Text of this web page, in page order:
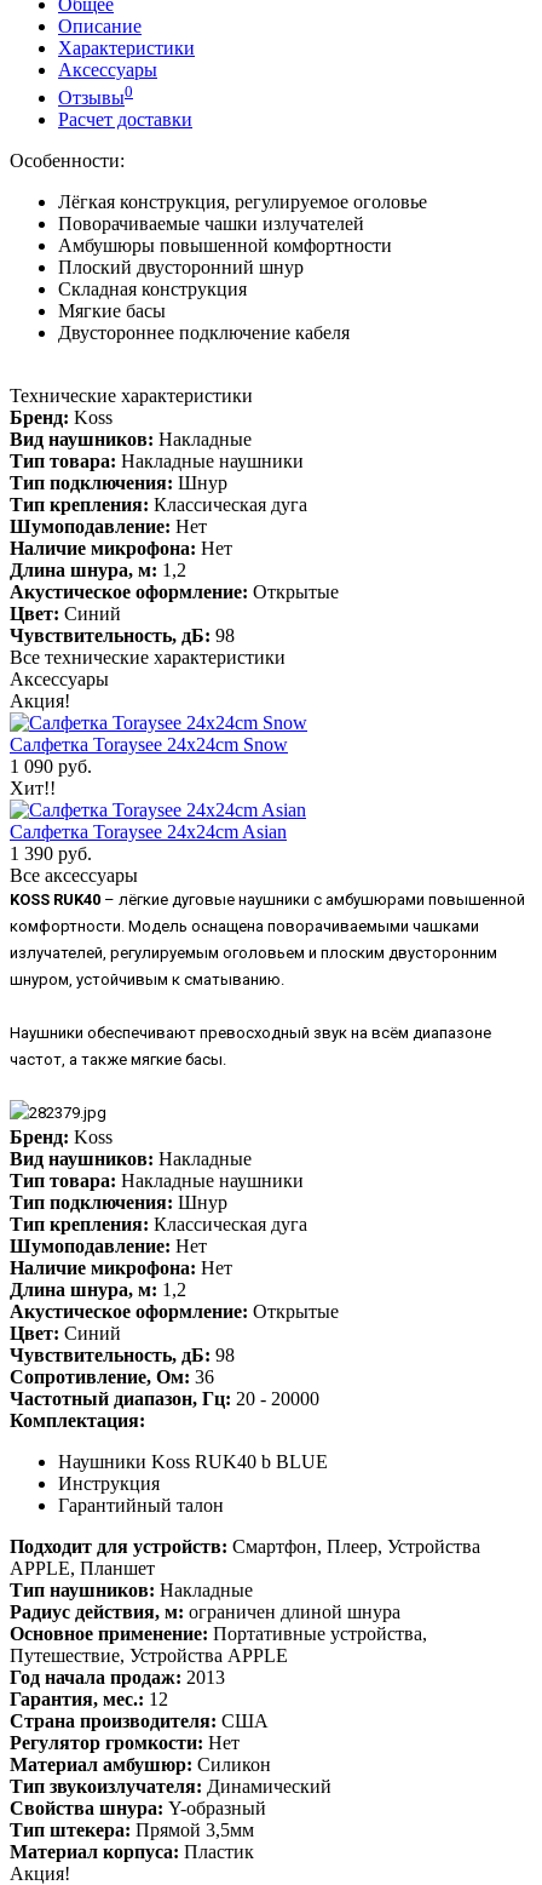
Общее
Описание
Характеристики
Аксессуары
Отзывы0
Расчет доставки
Особенности:
Лёгкая конструкция, регулируемое оголовье
Поворачиваемые чашки излучателей
Амбушюры повышенной комфортности
Плоский двусторонний шнур
Складная конструкция
Мягкие басы
Двустороннее подключение кабеля
Технические характеристики
Бренд: Koss
Вид наушников: Накладные
Тип товара: Накладные наушники
Тип подключения: Шнур
Тип крепления: Классическая дуга
Шумоподавление: Нет
Наличие микрофона: Нет
Длина шнура, м: 1,2
Акустическое оформление: Открытые
Цвет: Синий
Чувствительность, дБ: 98
Все технические характеристики
Аксессуары
Акция!
Салфетка Toraysee 24x24cm Snow
1 090 руб.
Хит!!
Салфетка Toraysee 24x24cm Asian
1 390 руб.
Все аксессуары
KOSS RUK40 – лёгкие дуговые наушники с амбушюрами повышенной
комфортности. Модель оснащена поворачиваемыми чашками
излучателей, регулируемым оголовьем и плоским двусторонним
шнуром, устойчивым к сматыванию.
Наушники обеспечивают превосходный звук на всём диапазоне
частот, а также мягкие басы.
Бренд: Koss
Вид наушников: Накладные
Тип товара: Накладные наушники
Тип подключения: Шнур
Тип крепления: Классическая дуга
Шумоподавление: Нет
Наличие микрофона: Нет
Длина шнура, м: 1,2
Акустическое оформление: Открытые
Цвет: Синий
Чувствительность, дБ: 98
Сопротивление, Ом: 36
Частотный диапазон, Гц: 20 - 20000
Комплектация:
Наушники Koss RUK40 b BLUE
Инструкция
Гарантийный талон
Подходит для устройств: Смартфон, Плеер, Устройства
APPLE, Планшет
Тип наушников: Накладные
Радиус действия, м: ограничен длиной шнура
Основное применение: Портативные устройства,
Путешествие, Устройства APPLE
Год начала продаж: 2013
Гарантия, мес.: 12
Страна производителя: США
Регулятор громкости: Нет
Материал амбушюр: Силикон
Тип звукоизлучателя: Динамический
Свойства шнура: Y-образный
Тип штекера: Прямой 3,5мм
Материал корпуса: Пластик
Акция!